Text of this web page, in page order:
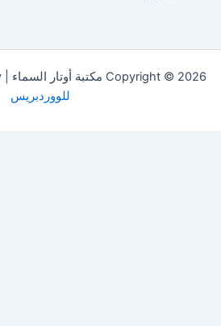
Copyright © 2026 مكتبة أوتار السماء | Powered by
للووردبريس